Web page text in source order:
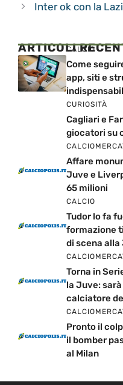
Inter ok con la
ARTICOLICALCIO
Come
app, siti e
CURIOSITÀ
Cagliari e
giocatori su
Affare
Juve e
65 milioni
CALCIO
Tudor lo fa
formazione
di scena alla
Torna in
la Juve:
calciatore
Pronto il
il bomber
al Milan